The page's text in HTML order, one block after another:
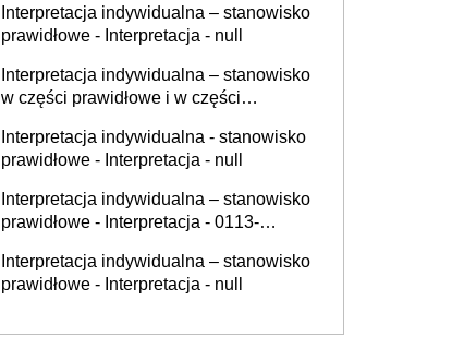
Interpretacja indywidualna – stanowisko
prawidłowe - Interpretacja - null
Interpretacja indywidualna – stanowisko
w części prawidłowe i w części
KDSL1-2.4011.400.2025.4.PR
Interpretacja indywidualna - stanowisko
prawidłowe - Interpretacja - null
Interpretacja indywidualna – stanowisko
prawidłowe - Interpretacja - 0113-
Interpretacja indywidualna – stanowisko
prawidłowe - Interpretacja - null